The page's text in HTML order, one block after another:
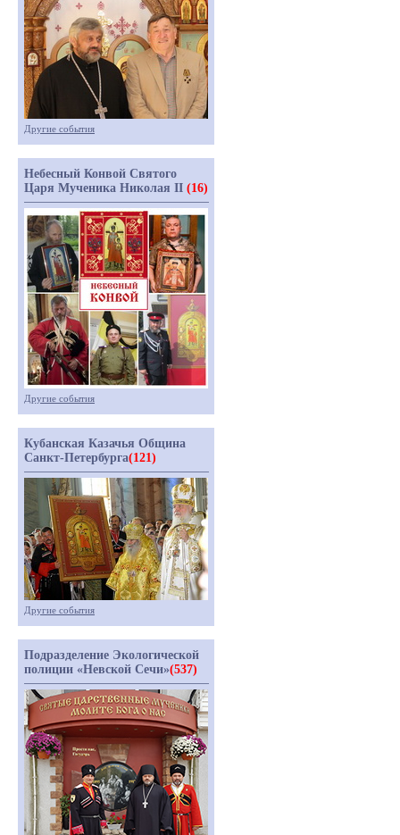
Другие события
Небесный Конвой Святого
Царя Мученика Николая II (16)
Другие события
Кубанская Казачья Община
Санкт-Петербурга(121)
Другие события
Подразделение Экологической
полиции «Невской Сечи»(537)